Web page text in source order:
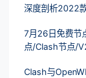
深度剖析2022
7月26日免费节
点/Clash节点/
Clash与